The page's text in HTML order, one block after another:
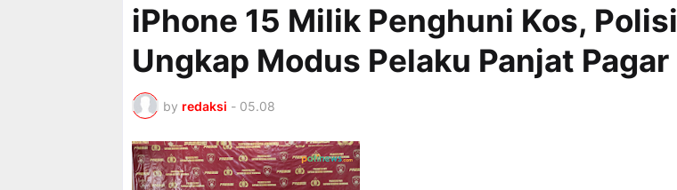
iPhone 15 Milik Penghuni Kos, Polisi
Ungkap Modus Pelaku Panjat Pagar
by redaksi - 05.08